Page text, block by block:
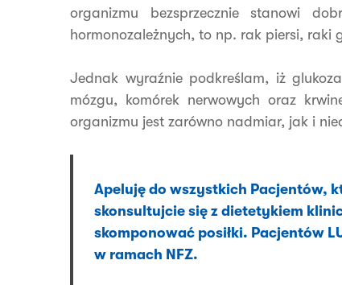
organizmu bezsprzecznie stanowi
hormonozależnych, to np. rak piersi, raki
Jednak wyraźnie podkreślam, iż
mózgu, komórek nerwowych oraz
organizmu jest zarówno nadmiar, jak i
Apeluję do wszystkich Pacjentów,
skonsultujcie się z dietetykiem
skomponować posiłki. Pacjentów
w ramach NFZ.